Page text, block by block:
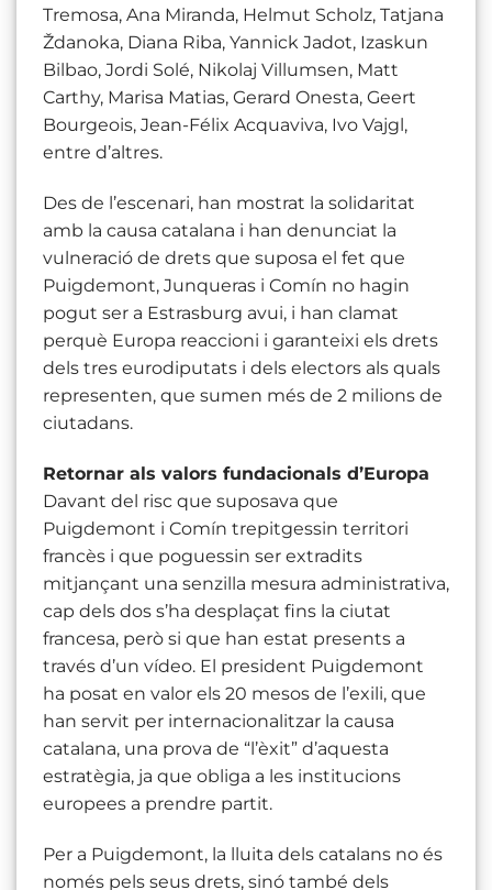
Tremosa, Ana Miranda, Helmut Scholz, Tatjana
Ždanoka, Diana Riba, Yannick Jadot, Izaskun
Bilbao, Jordi Solé, Nikolaj Villumsen, Matt
Carthy, Marisa Matias, Gerard Onesta, Geert
Bourgeois, Jean-Félix Acquaviva, Ivo Vajgl,
entre d’altres.
Des de l’escenari, han mostrat la solidaritat
amb la causa catalana i han denunciat la
vulneració de drets que suposa el fet que
Puigdemont, Junqueras i Comín no hagin
pogut ser a Estrasburg avui, i han clamat
perquè Europa reaccioni i garanteixi els drets
dels tres eurodiputats i dels electors als quals
representen, que sumen més de 2 milions de
ciutadans.
Retornar als valors fundacionals d’Europa
Davant del risc que suposava que
Puigdemont i Comín trepitgessin territori
francès i que poguessin ser extradits
mitjançant una senzilla mesura administrativa,
cap dels dos s’ha desplaçat fins la ciutat
francesa, però si que han estat presents a
través d’un vídeo. El president Puigdemont
ha posat en valor els 20 mesos de l’exili, que
han servit per internacionalitzar la causa
catalana, una prova de “l’èxit” d’aquesta
estratègia, ja que obliga a les institucions
europees a prendre partit.
Per a Puigdemont, la lluita dels catalans no és
només pels seus drets, sinó també dels